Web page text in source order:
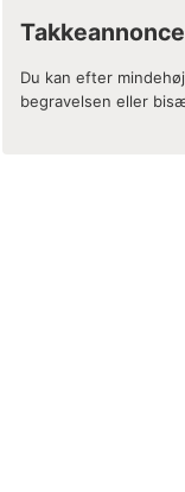
Du kan efter
begravelsen eller